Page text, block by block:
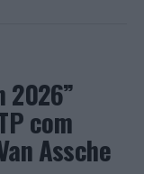
SEA LIFE PORTO
do
2026”
com
Assche